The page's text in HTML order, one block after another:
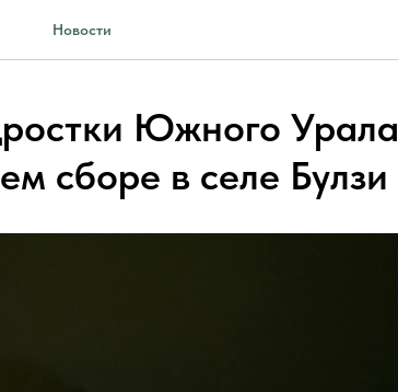
Новости
Южного Урала
сборе в селе Булзи